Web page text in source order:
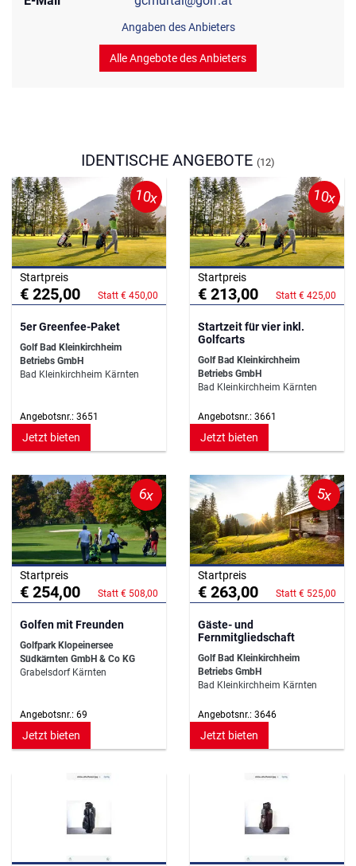
Angaben des Anbieters
Alle Angebote des Anbieters
IDENTISCHE ANGEBOTE (12)
10x
Startpreis
€ 225,00 Statt € 450,00
5er Greenfee-Paket
Golf Bad Kleinkirchheim
Betriebs GmbH
Bad Kleinkirchheim Kärnten
Angebotsnr.: 3651
Jetzt bieten
10x
Startpreis
€ 213,00 Statt € 425,00
Startzeit für vier inkl.
Golfcarts
Golf Bad Kleinkirchheim
Betriebs GmbH
Bad Kleinkirchheim Kärnten
Angebotsnr.: 3661
Jetzt bieten
6x
Startpreis
€ 254,00 Statt € 508,00
Golfen mit Freunden
Golfpark Klopeinersee
Südkärnten GmbH & Co KG
Grabelsdorf Kärnten
Angebotsnr.: 69
Jetzt bieten
5x
Startpreis
€ 263,00 Statt € 525,00
Gäste- und
Fernmitgliedschaft
Golf Bad Kleinkirchheim
Betriebs GmbH
Bad Kleinkirchheim Kärnten
Angebotsnr.: 3646
Jetzt bieten